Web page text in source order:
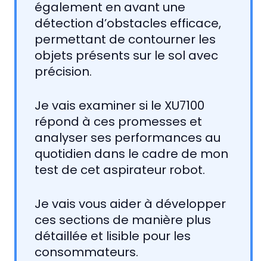
également en avant une
détection d’obstacles efficace,
permettant de contourner les
objets présents sur le sol avec
précision.
Je vais examiner si le XU7100
répond à ces promesses et
analyser ses performances au
quotidien dans le cadre de mon
test de cet aspirateur robot.
Je vais vous aider à développer
ces sections de manière plus
détaillée et lisible pour les
consommateurs.